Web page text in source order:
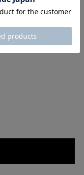
は、現代においてもア
印象的な見た目と柔ら
ます。ゼブラシートク
やその他のチェアにも